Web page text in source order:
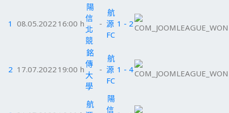
1 08.05.2022 16:00 h
陽
信
北
競
-
航
源
FC
1 - 2
2 17.07.2022 19:00 h
銘
傳
大
學
-
航
源
FC
1 - 4
航
陽
信